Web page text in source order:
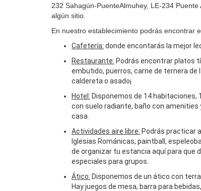
232 Sahagún-PuenteAlmuhey, LE-234
algún sitio.
En nuestro establecimiento podrás encontrar
Cafetería: donde encontarás la mejor
Restaurante: Podrás encontrar platos
embutido, puerros, carne de ternera de
caldereta o asado¡
Hotel: Disponemos de 14
con suelo radiante, baño con
casa.
Actividades aire libre: Podrás practicar
Iglesias Románicas, paintball,
de organizar tu estancia aquí para que
especiales para grupos.
Ático: Disponemos de un ático con
Hay juegos de mesa, barra para